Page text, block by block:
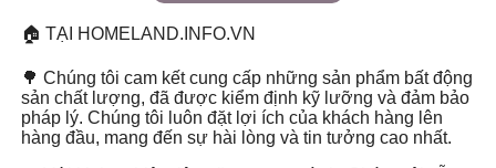
🏠 TẠI HOMELAND.INFO.VN
🌳 Chúng tôi cam kết cung cấp những sản phẩm bất động
sản chất lượng, đã được kiểm định kỹ lưỡng và đảm bảo
pháp lý. Chúng tôi luôn đặt lợi ích của khách hàng lên
hàng đầu, mang đến sự hài lòng và tin tưởng cao nhất.